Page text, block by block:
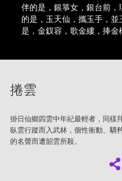
伴的是，銀箏女，銀台前
的是，玉天仙，攜玉手，
是，金釵容，歌金縷，捧金
捲雲
掛日仙鄉四雲中年紀最輕者，同樣
臥雲行蹤而入武林，個性衝動、驕
的名聲而遭韶雲所殺。